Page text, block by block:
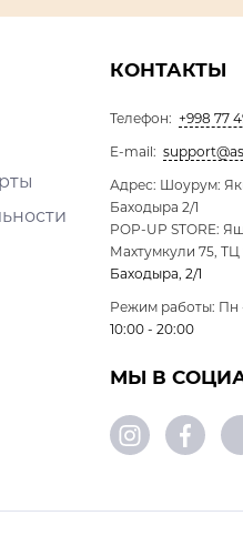
КОНТАКТЫ
Телефон: +998 77
E-mail:
Адрес: Шоурум:
Баходыра 2/1
POP-UP STORE:
Махтумкули 75, ТЦ
Баходыра, 2/1
Режим работы: Пн
10:00 - 20:00
МЫ В